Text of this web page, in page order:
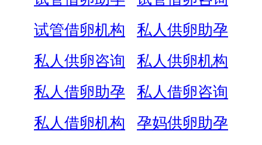
试管借卵机构
私人供卵助孕
私人供卵咨询
私人供卵机构
私人借卵助孕
私人借卵咨询
私人借卵机构
孕妈供卵助孕